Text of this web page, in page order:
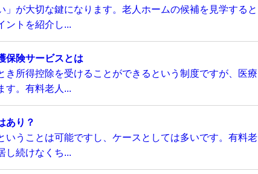
が大切な鍵になります。老人ホームの候補を見学すると
ントを紹介し...
保険サービスとは
所得控除を受けることができるという制度ですが、医療
す。有料老人...
あり？
うことは可能ですし、ケースとしては多いです。有料老
し続けなくち...